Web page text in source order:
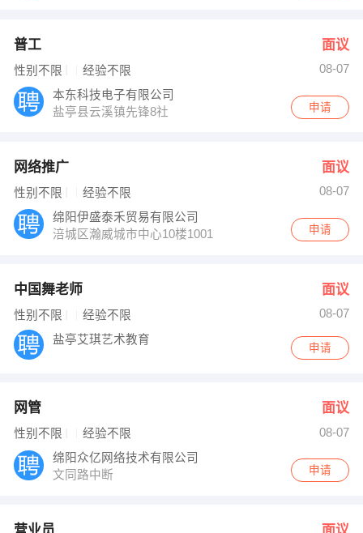
普工 面议
性别不限 经验不限
08-07
本东科技电子有限公司
盐亭县云溪镇先锋8社
申请
网络推广 面议
性别不限 经验不限
08-07
绵阳伊盛泰禾贸易有限公司
涪城区瀚威城市中心10楼1001
申请
中国舞老师 面议
性别不限 经验不限
08-07
盐亭艾琪艺术教育
申请
网管 面议
性别不限 经验不限
08-07
绵阳众亿网络技术有限公司
文同路中断
申请